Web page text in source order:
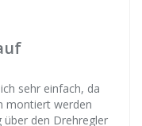
sehr einfach, da
montiert werden
über den Drehregler